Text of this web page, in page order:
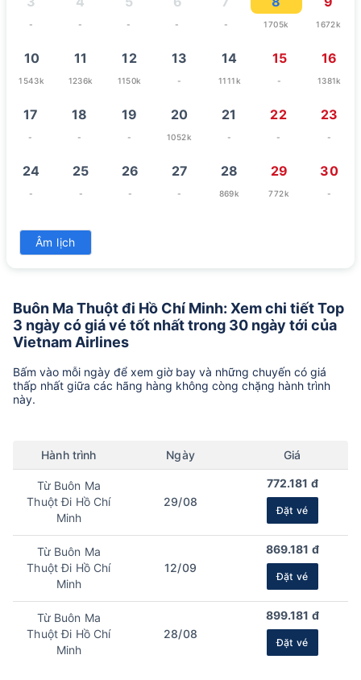
- - - - - 1705k 1672k
10
1543k
11
1236k
12
1150k
13
-
14
1111k
15
-
16
1381k
17
-
18
-
19
-
20
1052k
21
-
22
-
23
-
24
-
25
-
26
-
27
-
28
869k
29
772k
30
-
31
869k
Âm lịch
Buôn Ma Thuột đi Hồ Chí Minh: Xem chi tiết Top
3 ngày có giá vé tốt nhất trong 30 ngày tới của
Vietnam Airlines
Bấm vào mỗi ngày để xem giờ bay và những chuyến có giá
thấp nhất giữa các hãng hàng không còng chặng hành trình
này.
Hành trình Ngày Giá
Từ Buôn Ma
Thuột Đi Hồ Chí
Minh
29/08
772.181 đ
Đặt vé
Từ Buôn Ma
Thuột Đi Hồ Chí
Minh
12/09
869.181 đ
Đặt vé
Từ Buôn Ma
Thuột Đi Hồ Chí
Minh
28/08
899.181 đ
Đặt vé